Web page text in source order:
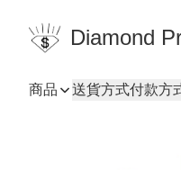
Diamond
商品 送貨方式付款方